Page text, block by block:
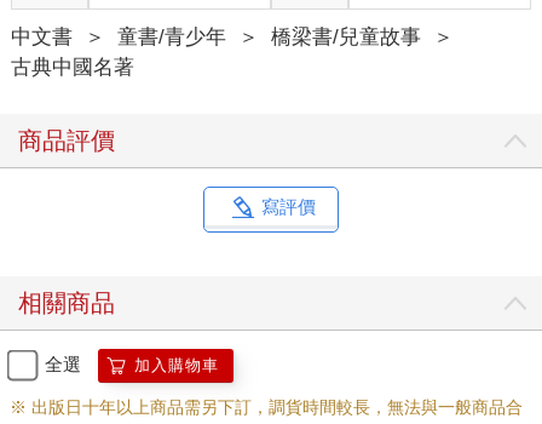
中文書 ＞ 童書/青少年 ＞ 橋梁書/兒童故事
＞
古典中國名著
商品評價
寫評價
相關商品
全選 加入購物車
※ 出版日十年以上商品需另下訂，調貨時間較長，無法與一般商品合